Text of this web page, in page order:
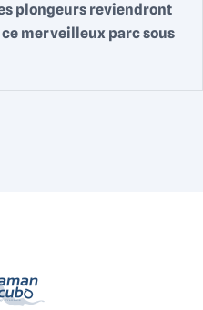
plongeurs reviendront
merveilleux parc sous